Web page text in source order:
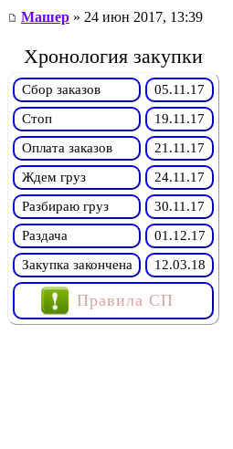
Машер » 24 июн 2017, 13:39
Хронология закупки
Сбор заказов
05.11.17
Стоп
19.11.17
Оплата заказов
21.11.17
Ждем груз
24.11.17
Разбираю груз
30.11.17
Раздача
01.12.17
Закупка закончена
12.03.18
Правила СП